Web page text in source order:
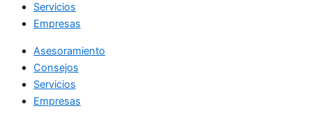
Servicios
Empresas
Asesoramiento
Consejos
Servicios
Empresas